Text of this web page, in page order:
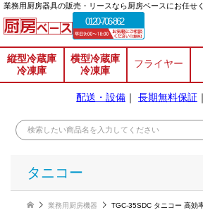
業務⽤厨房器具の販売・リースなら厨房ベースにお任せ
0120-706-862
縦型冷蔵庫
冷凍庫
横型冷蔵庫
冷凍庫
フライヤー
配送・設備 ｜ 長期無料保証
タニコー
業務用厨房機器 TGC-35SDC タニコー 高効率